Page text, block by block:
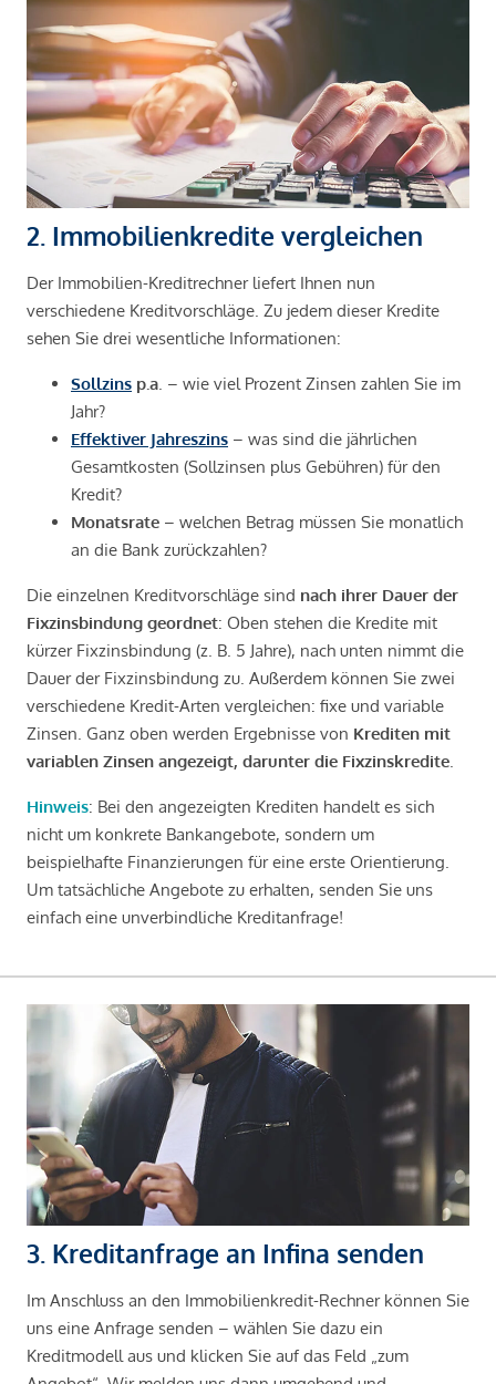
2. Immobilienkredite vergleichen
Der Immobilien-Kreditrechner liefert Ihnen nun
verschiedene Kreditvorschläge. Zu jedem dieser Kredite
sehen Sie drei wesentliche Informationen:
Sollzins p.a . – wie viel Prozent Zinsen zahlen Sie im
Jahr?
Effektiver Jahreszins – was sind die jährlichen
Gesamtkosten (Sollzinsen plus Gebühren) für den
Kredit?
Monatsrate – welchen Betrag müssen Sie monatlich
an die Bank zurückzahlen?
Die einzelnen Kreditvorschläge sind nach ihrer Dauer der
Fixzinsbindung geordnet: Oben stehen die Kredite mit
kürzer Fixzinsbindung (z. B. 5 Jahre), nach unten nimmt die
Dauer der Fixzinsbindung zu. Außerdem können Sie zwei
verschiedene Kredit-Arten vergleichen: fixe und variable
Zinsen. Ganz oben werden Ergebnisse von Krediten mit
variablen Zinsen angezeigt, darunter die Fixzinskredite
Hinweis: Bei den angezeigten Krediten handelt es sich
nicht um konkrete Bankangebote, sondern um
beispielhafte Finanzierungen für eine erste Orientierung.
Um tatsächliche Angebote zu erhalten, senden Sie uns
einfach eine unverbindliche Kreditanfrage!
3. Kreditanfrage an Infina senden
Im Anschluss an den Immobilienkredit-Rechner können Sie
uns eine Anfrage senden – wählen Sie dazu ein
Kreditmodell aus und klicken Sie auf das Feld „zum